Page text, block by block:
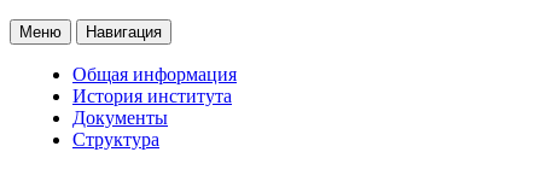
Меню Навигация
Общая информация
История института
Документы
Структура